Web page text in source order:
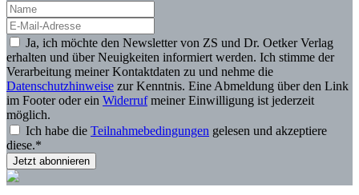
Ja, ich möchte den Newsletter von ZS und Dr. Oetker Verlag
erhalten und über Neuigkeiten informiert werden. Ich stimme der
Verarbeitung meiner Kontaktdaten zu und nehme die
Datenschutzhinweise zur Kenntnis. Eine Abmeldung über den Link
im Footer oder ein Widerrufmeiner Einwilligung ist jederzeit
möglich.
Ich habe die Teilnahmebedingungen gelesen und akzeptiere
diese.*